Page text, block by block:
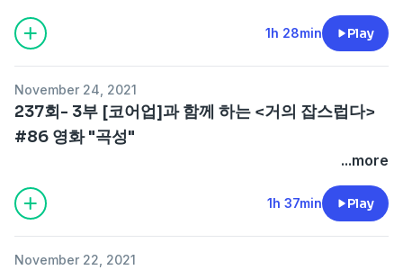
1h 28min Play
November 24, 2021
237회- 3부 [코어업]과 함께 하는 <거의 잡스럽다>
#86 영화 "곡성"
...more
1h 37min Play
November 22, 2021